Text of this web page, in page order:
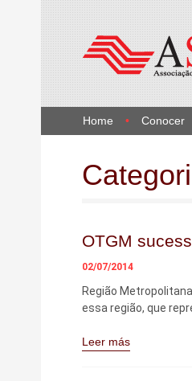
Home Conocer
OTGM
02/07/2014
Região
essa região, que
Leer más